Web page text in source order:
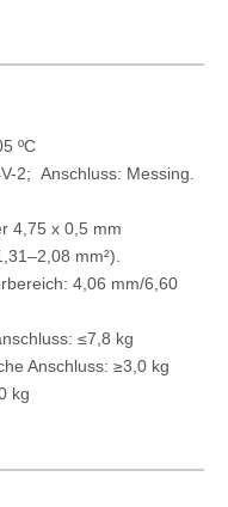
ºC
2; Anschluss: Messing.
4,75 x 0,5 mm
mm²).
4,06 mm/6,60
≤7,8 kg
Anschluss: ≥3,0 kg
kg